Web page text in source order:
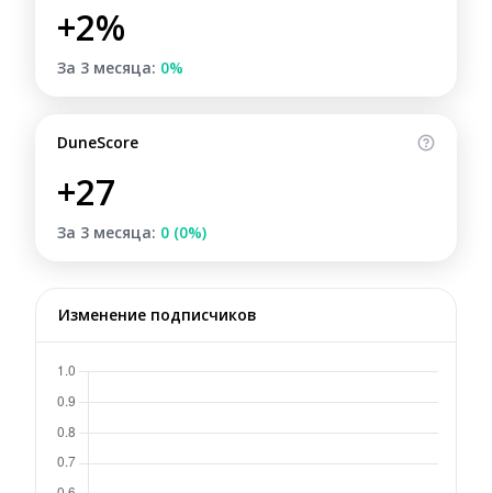
+2%
За 3 месяца: 0%
DuneScore
+27
За 3 месяца: 0 (0%)
Изменение подписчиков